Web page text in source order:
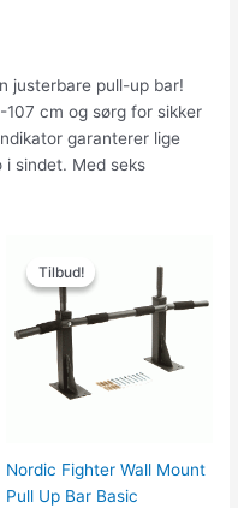
justerbare pull-up bar!
cm og sørg for sikker
garanterer lige
sindet. Med seks
Tilbud!
Tilbud!
Nordic Fighter Wall Mount
Pull Up Bar Basic
oprindelige
pris
1,000.00kr..
aktuelle
pris
er:
799.00kr..